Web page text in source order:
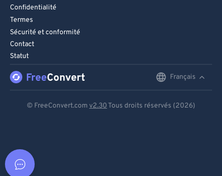
Confidentialité
Termes
Sécurité et conformité
Contact
Statut
Français
© FreeConvert.com v2.30 Tous droits réservés (2026)